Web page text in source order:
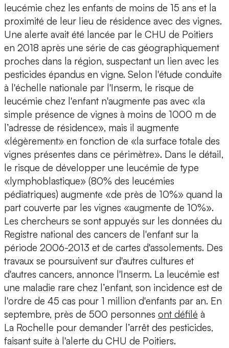
leucémie chez les enfants de moins de 15 ans et la
proximité de leur lieu de résidence avec des vignes.
Une alerte avait été lancée par le CHU de Poitiers
en 2018 après une série de cas géographiquement
proches dans la région, suspectant un lien avec les
pesticides épandus en vigne. Selon l'étude conduite
à l'échelle nationale par l'Inserm, le risque de
leucémie chez l'enfant n'augmente pas avec «la
simple présence de vignes à moins de 1000 m de
l’adresse de résidence», mais il augmente
«légèrement» en fonction de «la surface totale des
vignes présentes dans ce périmètre». Dans le détail,
le risque de développer une leucémie de type
«lymphoblastique» (80% des leucémies
pédiatriques) augmente «de près de 10%» quand la
part couverte par les vignes «augmente de 10%».
Les chercheurs se sont appuyés sur les données du
Registre national des cancers de l'enfant sur la
période 2006-2013 et de cartes d'assolements. Des
travaux se poursuivent sur d'autres cultures et
d'autres cancers, annonce l'Inserm. La leucémie est
une maladie rare chez l’enfant, son incidence est de
l'ordre de 45 cas pour 1 million d'enfants par an. En
septembre, près de 500 personnes ont défilé à
La Rochelle pour demander l’arrêt des pesticides,
faisant suite à l'alerte du CHU de Poitiers.